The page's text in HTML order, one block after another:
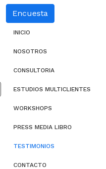
Encuesta
INICIO
NOSOTROS
CONSULTORIA
ESTUDIOS MULTICLIENTES
WORKSHOPS
PRESS MEDIA LIBRO
TESTIMONIOS
CONTACTO